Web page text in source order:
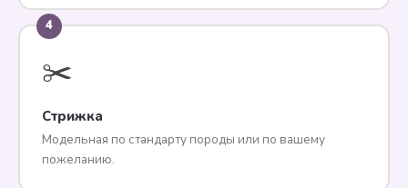
4
✂️
Стрижка
Модельная по стандарту породы или по вашему
пожеланию.